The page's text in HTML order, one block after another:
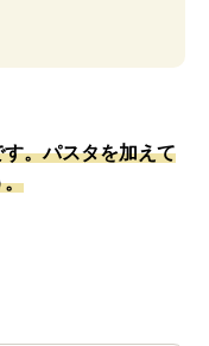
。パスタを加えて
。